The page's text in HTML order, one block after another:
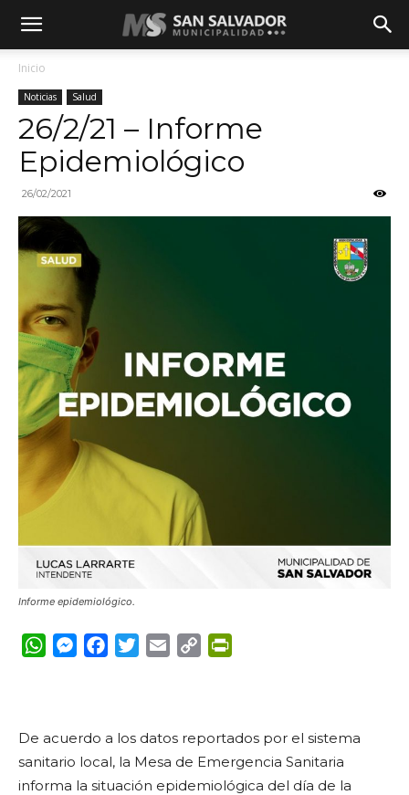
Inicio
Noticias Salud
26/2/21 – Informe
Epidemiológico
26/02/2021
Informe epidemiológico.
WhatsApp
Messenger
FacebookTwitterEmail Copy
De acuerdo a los datos reportados por el sistema
sanitario local, la Mesa de Emergencia Sanitaria
informa la situación epidemiológica del día de la